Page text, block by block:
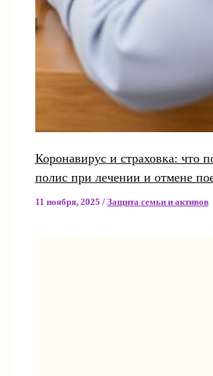
Коронавирус и страховка: что
полис при лечении и отмене
11 ноября, 2025 / Защита семьи и активов